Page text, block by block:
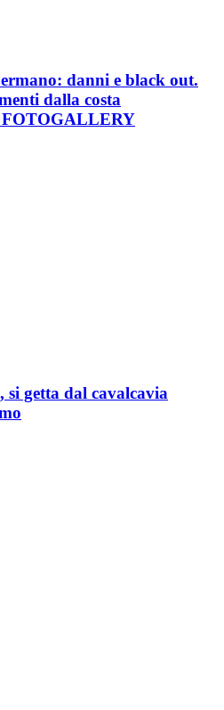
danni e black out.
dalla costa
si getta dal cavalcavia